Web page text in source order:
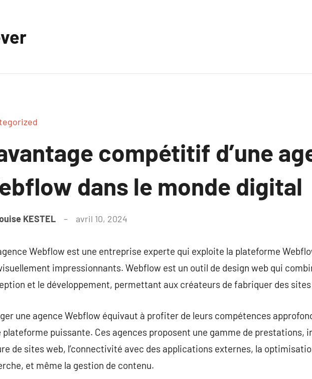
compétitif d’une
dans le monde digital
KESTEL avril 10, 2024
Webflow est une entreprise experte qui exploite la plateforme
impressionnants. Webflow est un outil de design web qui
et le développement, permettant aux créateurs de fabriquer des
une agence Webflow équivaut à profiter de leurs compétences
puissante. Ces agences proposent une gamme de prestations,
de sites web, l’connectivité avec des applications externes, la
et même la gestion de contenu.